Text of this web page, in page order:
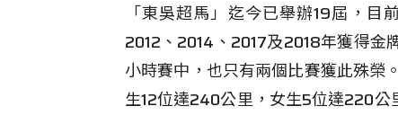
「東吳超馬」迄今已舉辦19屆，
2012、2014、2017及2018年獲得
小時賽中，也只有兩個比賽獲此殊榮
生12位達240公里，女生5位達220